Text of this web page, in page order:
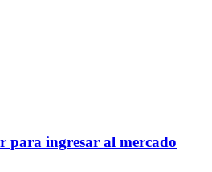
para ingresar al mercado